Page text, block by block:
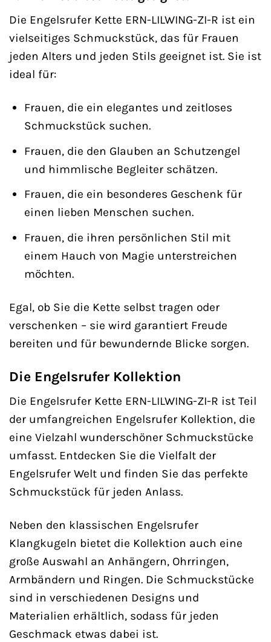
Die Engelsrufer Kette ERN-LILWING-ZI-R ist ein
vielseitiges Schmuckstück, das für Frauen
jeden Alters und jeden Stils geeignet ist. Sie ist
ideal für:
Frauen, die ein elegantes und zeitloses
Schmuckstück suchen.
Frauen, die den Glauben an Schutzengel
und himmlische Begleiter schätzen.
Frauen, die ein besonderes Geschenk für
einen lieben Menschen suchen.
Frauen, die ihren persönlichen Stil mit
einem Hauch von Magie unterstreichen
möchten.
Egal, ob Sie die Kette selbst tragen oder
verschenken – sie wird garantiert Freude
bereiten und für bewundernde Blicke sorgen.
Die Engelsrufer Kollektion
Die Engelsrufer Kette ERN-LILWING-ZI-R ist Teil
der umfangreichen Engelsrufer Kollektion, die
eine Vielzahl wunderschöner Schmuckstücke
umfasst. Entdecken Sie die Vielfalt der
Engelsrufer Welt und finden Sie das perfekte
Schmuckstück für jeden Anlass.
Neben den klassischen Engelsrufer
Klangkugeln bietet die Kollektion auch eine
große Auswahl an Anhängern, Ohrringen,
Armbändern und Ringen. Die Schmuckstücke
sind in verschiedenen Designs und
Materialien erhältlich, sodass für jeden
Geschmack etwas dabei ist.